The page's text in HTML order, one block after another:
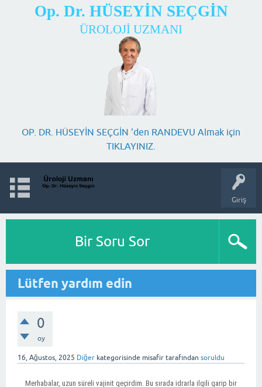
Op. Dr. HÜSEYİN SEÇGİN
ÜROLOJİ UZMANI
OP. DR. HÜSEYİN SEÇGİN 'den RANDEVU Almak için
TIKLAYINIZ.
Giriş
Bir Soru Sor
Lütfen yardım edin
0
oy
16, Ağustos, 2025 Diğer kategorisinde misafir tarafından soruldu
Merhabalar, uzun süreli vajinit geçirdim. Bu sırada idrarla ilgili garip bir